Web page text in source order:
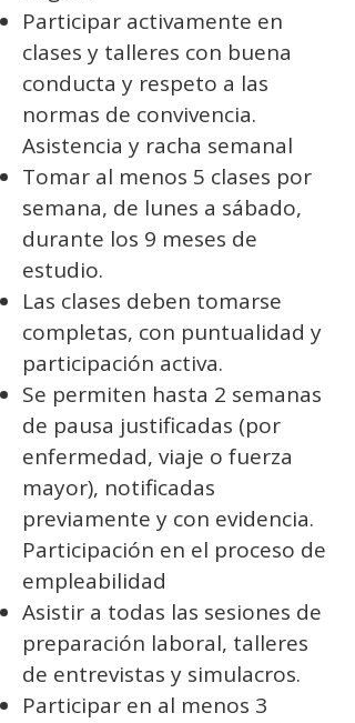
Participar activamente en
clases y talleres con buena
conducta y respeto a las
normas de convivencia.
Asistencia y racha semanal
Tomar al menos 5 clases por
semana, de lunes a sábado,
durante los 9 meses de
estudio.
Las clases deben tomarse
completas, con puntualidad y
participación activa.
Se permiten hasta 2 semanas
de pausa justificadas (por
enfermedad, viaje o fuerza
mayor), notificadas
previamente y con evidencia.
Participación en el proceso de
empleabilidad
Asistir a todas las sesiones de
preparación laboral, talleres
de entrevistas y simulacros.
Participar en al menos 3